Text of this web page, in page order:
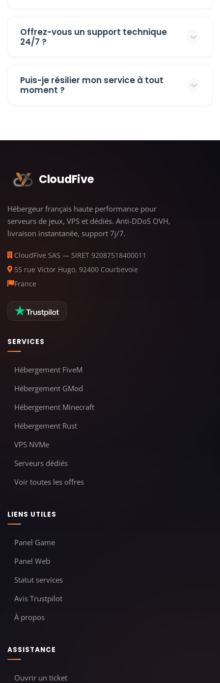
Offrez-vous un support technique
24/7 ?
Puis-je résilier mon service à tout
moment ?
CloudFive
Hébergeur français haute performance pour
serveurs de jeux, VPS et dédiés. Anti-DDoS OVH,
livraison instantanée, support 7j/7.
CloudFive SAS — SIRET 92087518400011
55 rue Victor Hugo, 92400 Courbevoie
France
SERVICES
Hébergement FiveM
Hébergement GMod
Hébergement Minecraft
Hébergement Rust
VPS NVMe
Serveurs dédiés
Voir toutes les offres
LIENS UTILES
Panel Game
Panel Web
Statut services
Avis Trustpilot
À propos
ASSISTANCE
Ouvrir un ticket